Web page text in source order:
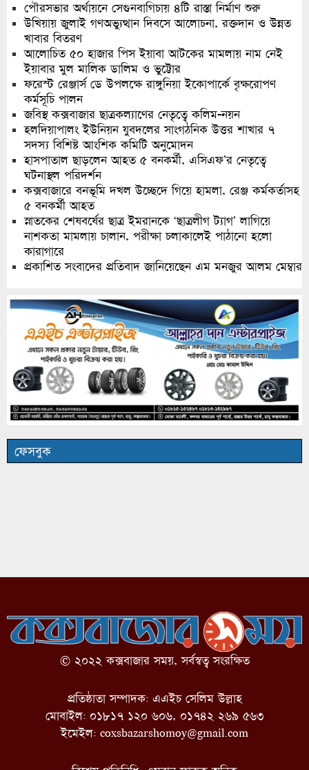
পৌরসভার অর্থায়নে সেগুনবাগিচায় ৪টি রাস্তা নির্মাণ শুরু
উখিয়ায় জুলাই গণঅভ্যুত্থান দিবসে আলোচনা, রক্তদান ও উন্নত
খাবার বিতরণ
আলোচিত ৫০ হাজার পিস ইয়াবা আটকের মামলায় নাম নেই
ইয়াবার মুল মালিক ডালিম ও ভুট্টোর
ফরেস্ট রেঞ্জার্স ডে উপলক্ষে রাঙ্গুনিয়া ইকোপার্কে বৃক্ষরোপণ
কর্মসূচি পালন
জবিস্থ কক্সবাজার ছাত্রকল্যাণের নেতৃত্বে কলিম-নয়ন
হলদিয়াপালং ইউনিয়ন যুবদলের সাংগঠনিক উত্তর শাখার ৭
সদস্য বিশিষ্ট আংশিক কমিটি অনুমোদন
হাসপাতাল ছাড়লেন আহত ৫ বনকর্মী, এসিএফ’র নেতৃত্বে
ঘটনাস্থল পরিদর্শন
কক্সবাজারে বনভূমি দখল উচ্ছেদে গিয়ে হামলা, রেঞ্জ কর্মকর্তাসহ
৫ বনকর্মী আহত
স্নাতকের শেষবর্ষের ছাত্র ইমরানকে ‘ছাত্রলীগ ট্যাগ’ লাগিয়ে
নাশকতা মামলায় চালান, পরীক্ষা চলাকালেই পাঠানো হলো
কারাগারে
প্রকাশিত সংবাদের প্রতিবাদ জানিয়েছেন এম মনজুর আলম মেম্বার
ফেসবুক
© ২০২২ কক্সবাজার সময়, সর্বস্বত্ব সংরক্ষিত
প্রতিষ্ঠাতা সম্পাদক: এএইচ সেলিম উল্লাহ
মোবাইল: ০১৮১৭ ১২০ ৬০৬, ০১৭৪২ ২৬৯ ৫৬৩
ইমেইল: coxsbazarshomoy@gmail.com